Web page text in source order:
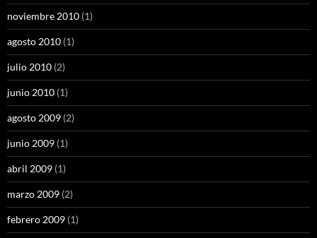
noviembre 2010 (1)
agosto 2010 (1)
julio 2010 (2)
junio 2010 (1)
agosto 2009 (2)
junio 2009 (1)
abril 2009 (1)
marzo 2009 (2)
febrero 2009 (1)